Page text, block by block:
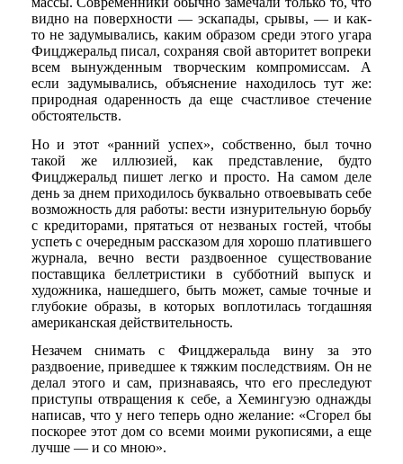
видно на поверхности — эскапады, срывы, — и как-
то не задумывались, каким образом среди этого угара
Фицджеральд писал, сохраняя свой авторитет вопреки
всем вынужденным творческим компромиссам. А
если задумывались, объяснение находилось тут же:
природная одаренность да еще счастливое стечение
обстоятельств.
Но и этот «ранний успех», собственно, был точно
такой же иллюзией, как представление, будто
Фицджеральд пишет легко и просто. На самом деле
день за днем приходилось буквально отвоевывать себе
возможность для работы: вести изнурительную борьбу
с кредиторами, прятаться от незваных гостей, чтобы
успеть с очередным рассказом для хорошо платившего
журнала, вечно вести раздвоенное существование
поставщика беллетристики в субботний выпуск и
художника, нашедшего, быть может, самые точные и
глубокие образы, в которых воплотилась тогдашняя
американская действительность.
Незачем снимать с Фицджеральда вину за это
раздвоение, приведшее к тяжким последствиям. Он не
делал этого и сам, признаваясь, что его преследуют
приступы отвращения к себе, а Хемингуэю однажды
написав, что у него теперь одно желание: «Сгорел бы
поскорее этот дом со всеми моими рукописями, а еще
лучше — и со мною».